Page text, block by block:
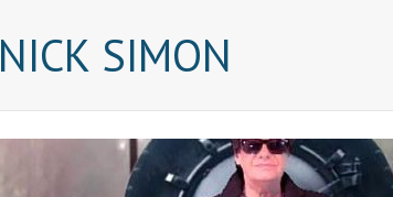
NICK SIMON